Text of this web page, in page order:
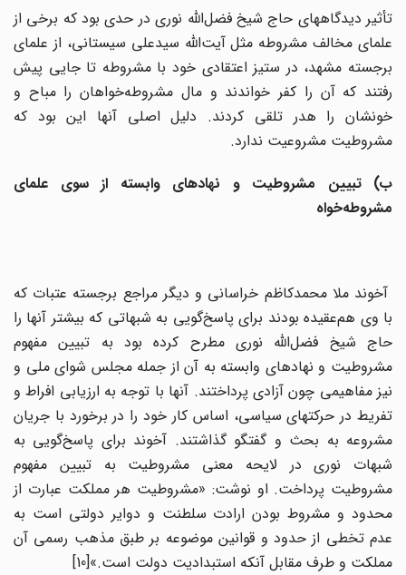
تأثیر دیدگاههای حاج شیخ فضل‌الله نوری در حدی بود که برخی از
علمای مخالف مشروطه مثل آیت‌الله سیدعلی سیستانی، از علمای
برجسته مشهد، در ستیز اعتقادی خود با مشروطه تا جایی پیش
رفتند که آن را کفر خواندند و مال مشروطه‌خواهان را مباح و
خونشان را هدر تلقی کردند. دلیل اصلی آنها این بود که
مشروطیت مشروعیت ندارد.
ب) تبیین مشروطیت و نهادهای وابسته از سوی علمای
مشروطه‌خواه
آخوند ملا محمدکاظم خراسانی و دیگر مراجع برجسته عتبات که
با وی هم‌عقیده بودند برای پاسخ‌گویی به شبهاتی که بیشتر آنها را
حاج شیخ فضل‌الله نوری مطرح کرده بود به تبیین مفهوم
مشروطیت و نهادهای وابسته به آن از جمله مجلس شوای ملی و
نیز مفاهیمی چون آزادی پرداختند. آنها با توجه به ارزیابی افراط و
تفریط در حرکتهای سیاسی، اساس کار خود را در برخورد با جریان
مشروعه به بحث و گفتگو گذاشتند. آخوند برای پاسخ‌گویی به
شبهات نوری در لایحه معنی مشروطیت به تبیین مفهوم
مشروطیت پرداخت. او نوشت: «مشروطیت هر مملکت عبارت از
محدود و مشروط بودن ارادت سلطنت و دوایر دولتی است به
عدم تخطی از حدود و قوانین موضوعه بر طبق مذهب رسمی آن
مملکت و طرف مقابل آنکه استبدادیت دولت است.»[10]